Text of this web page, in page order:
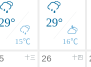
15℃
29°
16℃
十三 十四
26